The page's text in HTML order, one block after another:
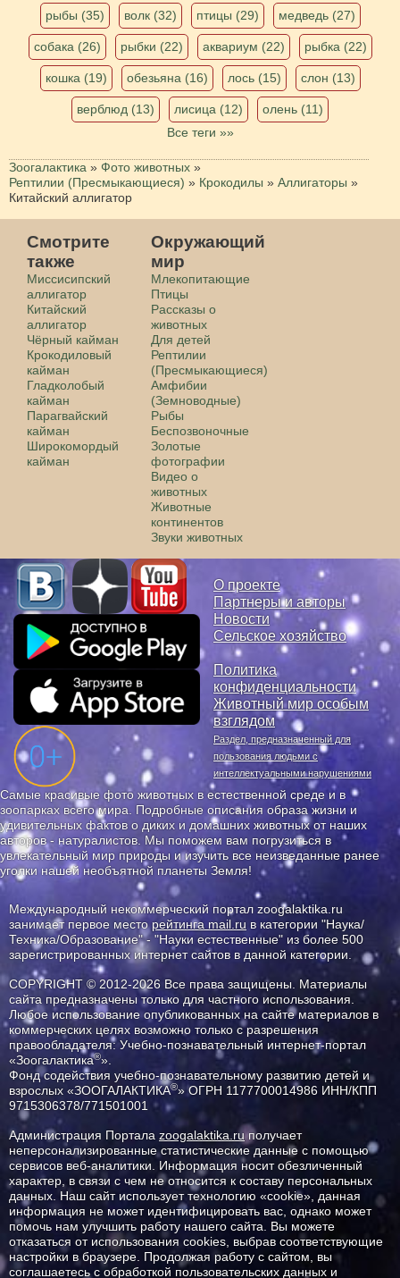
рыбы (35) волк (32) птицы (29) медведь (27)
собака (26) рыбки (22) аквариум (22) рыбка (22)
кошка (19) обезьяна (16) лось (15) слон (13)
верблюд (13) лисица (12)
олень (11)
Все теги »»
Зоогалактика » Фото животных »
Рептилии (Пресмыкающиеся) » Крокодилы » Аллигаторы »
Китайский аллигатор
Смотрите
также
Миссисипский
аллигатор
Китайский
аллигатор
Чёрный кайман
Крокодиловый
кайман
Гладколобый
кайман
Парагвайский
кайман
Широкомордый
кайман
Окружающий
мир
Млекопитающие
Птицы
Рассказы о
животных
Для детей
Рептилии
(Пресмыкающиеся)
Амфибии
(Земноводные)
Рыбы
Беспозвоночные
Золотые
фотографии
Видео о
животных
Животные
континентов
Звуки животных
О проекте
Партнеры и авторы
Новости
Сельское хозяйство
Политика
конфиденциальности
Животный мир особым
взглядом
Раздел, предназначенный для
пользования людьми с
интеллектуальными нарушениями
Самые красивые фото животных в естественной среде и в
зоопарках всего мира. Подробные описания образа жизни и
удивительных фактов о диких и домашних животных от наших
авторов - натуралистов. Мы поможем вам погрузиться в
увлекательный мир природы и изучить все неизведанные ранее
уголки нашей необъятной планеты Земля!
Международный некоммерческий портал zoogalaktika.ru
занимает первое месторейтинга mail.ru в категории "Наука/
Техника/Образование" - "Науки естественные" из более 500
зарегистрированных интернет сайтов в данной категории.
COPYRIGHT © 2012-2026 Все права защищены. Материалы
сайта предназначены только для частного использования.
Любое использование опубликованных на сайте материалов в
коммерческих целях возможно только с разрешения
правообладателя: Учебно-познавательный интернет-портал
«Зоогалактика®».
Фонд содействия учебно-познавательному развитию детей и
взрослых «ЗООГАЛАКТИКА®» ОГРН 1177700014986 ИНН/КПП
9715306378/771501001
Администрация Портала zoogalaktika.ruполучает
неперсонализированные статистические данные с помощью
сервисов веб-аналитики. Информация носит обезличенный
характер, в связи с чем не относится к составу персональных
данных. Наш сайт использует технологию «cookie», данная
информация не может идентифицировать вас, однако может
помочь нам улучшить работу нашего сайта. Вы можете
отказаться от использования cookies, выбрав соответствующие
настройки в браузере. Продолжая работу с сайтом, вы
соглашаетесь с обработкой пользовательских данных и